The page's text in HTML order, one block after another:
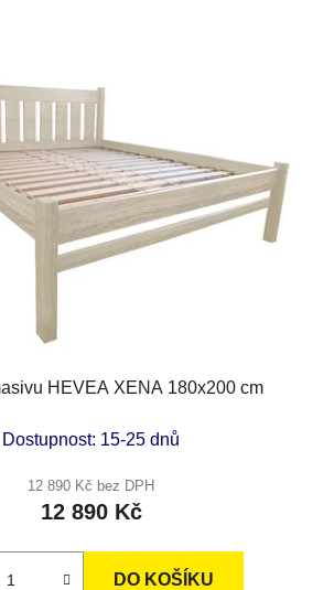
HEVEA XENA 180x200 cm
Dostupnost: 15-25 dnů
12 890 Kč bez DPH
12 890 Kč
DO KOŠÍKU